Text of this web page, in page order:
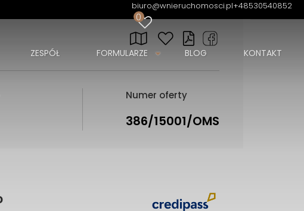
biuro@wnieruchomosci.pl+48530540852
0
ZESPÓŁ FORMULARZE BLOG KONTAKT
Numer oferty
386/15001/OMS